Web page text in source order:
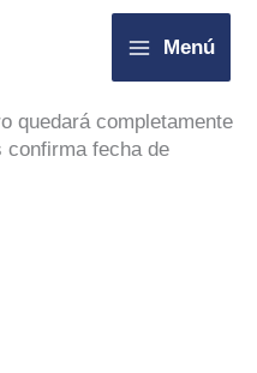
Menú
quedará completamente
confirma fecha de